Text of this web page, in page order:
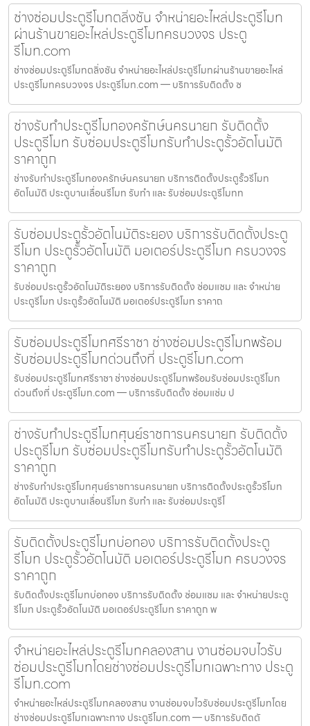
ช่างซ่อมประตูรีโมทตลิ่งชัน จำหน่ายอะไหล่ประตูรีโมท
ผ่านร้านขายอะไหล่ประตูรีโมทครบวงจร ประตู
รีโมท.com
ช่างซ่อมประตูรีโมทตลิ่งชัน จำหน่ายอะไหล่ประตูรีโมทผ่านร้านขายอะไหล่
ประตูรีโมทครบวงจร ประตูรีโมท.com — บริการรับติดตั้ง ซ
ช่างรับทำประตูรีโมทองครักษ์นครนายก รับติดตั้ง
ประตูรีโมท รับซ่อมประตูรีโมทรับทำประตูรั้วอัตโนมัติ
ราคาถูก
ช่างรับทำประตูรีโมทองครักษ์นครนายก บริการติดตั้งประตูรั้วรีโมท
อัตโนมัติ ประตูบานเลื่อนรีโมท รับทำ และ รับซ่อมประตูรีโมทท
รับซ่อมประตูรั้วอัตโนมัติระยอง บริการรับติดตั้งประตู
รีโมท ประตูรั้วอัตโนมัติ มอเตอร์ประตูรีโมท ครบวงจร
ราคาถูก
รับซ่อมประตูรั้วอัตโนมัติระยอง บริการรับติดตั้ง ซ่อมแซม และ จำหน่าย
ประตูรีโมท ประตูรั้วอัตโนมัติ มอเตอร์ประตูรีโมท ราคาถ
รับซ่อมประตูรีโมทศรีราชา ช่างซ่อมประตูรีโมทพร้อม
รับซ่อมประตูรีโมทด่วนถึงที่ ประตูรีโมท.com
รับซ่อมประตูรีโมทศรีราชา ช่างซ่อมประตูรีโมทพร้อมรับซ่อมประตูรีโมท
ด่วนถึงที่ ประตูรีโมท.com — บริการรับติดตั้ง ซ่อมแซ่ม ป
ช่างรับทำประตูรีโมทศุนย์ราชการนครนายก รับติดตั้ง
ประตูรีโมท รับซ่อมประตูรีโมทรับทำประตูรั้วอัตโนมัติ
ราคาถูก
ช่างรับทำประตูรีโมทศุนย์ราชการนครนายก บริการติดตั้งประตูรั้วรีโมท
อัตโนมัติ ประตูบานเลื่อนรีโมท รับทำ และ รับซ่อมประตูรีโ
รับติดตั้งประตูรีโมทบ่อทอง บริการรับติดตั้งประตู
รีโมท ประตูรั้วอัตโนมัติ มอเตอร์ประตูรีโมท ครบวงจร
ราคาถูก
รับติดตั้งประตูรีโมทบ่อทอง บริการรับติดตั้ง ซ่อมแซม และ จำหน่ายประตู
รีโมท ประตูรั้วอัตโนมัติ มอเตอร์ประตูรีโมท ราคาถูก พ
จำหน่ายอะไหล่ประตูรีโมทคลองสาน งานซ่อมจบไวรับ
ซ่อมประตูรีโมทโดยช่างซ่อมประตูรีโมทเฉพาะทาง ประตู
รีโมท.com
จำหน่ายอะไหล่ประตูรีโมทคลองสาน งานซ่อมจบไวรับซ่อมประตูรีโมทโดย
ช่างซ่อมประตูรีโมทเฉพาะทาง ประตูรีโมท.com — บริการรับติดตั